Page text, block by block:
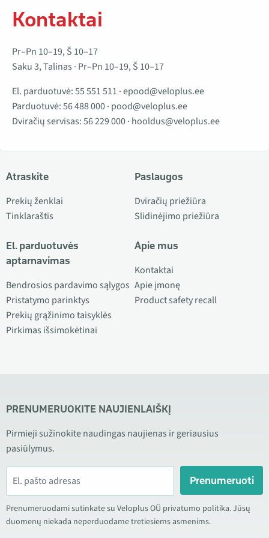
Kontaktai
Pr–Pn 10–19, Š 10–17
Saku 3, Talinas · Pr–Pn 10–19, Š 10–17
El. parduotuvė:55 551 511 ·epood@veloplus.ee
Parduotuvė:56 488 000· pood@veloplus.ee
Dviračių servisas:56 229 000· hooldus@veloplus.ee
Atraskite
Prekių ženklai
Tinklaraštis
El. parduotuvės
aptarnavimas
Bendrosios pardavimo sąlygos
Pristatymo parinktys
Prekių grąžinimo taisyklės
Pirkimas išsimokėtinai
Paslaugos
Dviračių priežiūra
Slidinėjimo priežiūra
Apie mus
Kontaktai
Apie įmonę
Product safety recall
PRENUMERUOKITE NAUJIENLAIŠKĮ
Pirmieji sužinokite naudingas naujienas ir geriausius
pasiūlymus.
Prenumeruoti
Prenumeruodami sutinkate su Veloplus OÜ privatumo politika. Jūsų
duomenų niekada neperduodame tretiesiems asmenims.